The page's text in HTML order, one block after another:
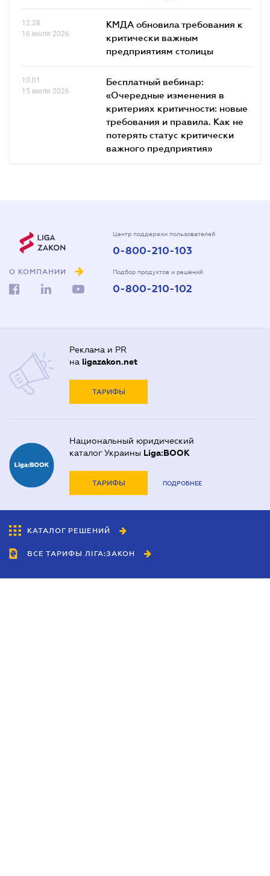
12.28
16 июля 2026
КМДА обновила требования к
критически важным
предприятиям столицы
10.01
15 июля 2026
Бесплатный вебинар:
«Очередные изменения в
критериях критичности: новые
требования и правила. Как не
потерять статус критически
важного предприятия»
О КОМПАНИИ
Центр поддержки пользователей
0-800-210-103
Подбор продуктов и решений
0-800-210-102
Реклама и PR
на ligazakon.net
ТАРИФЫ
Национальный юридический
каталог Украины Liga:BOOK
ТАРИФЫ ПОДРОБНЕЕ
КАТАЛОГ РЕШЕНИЙ
ВСЕ ТАРИФЫ ЛІГА:ЗАКОН